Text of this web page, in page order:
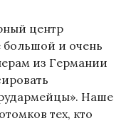
центр
большой и очень
из Германии
Наше
тех, кто